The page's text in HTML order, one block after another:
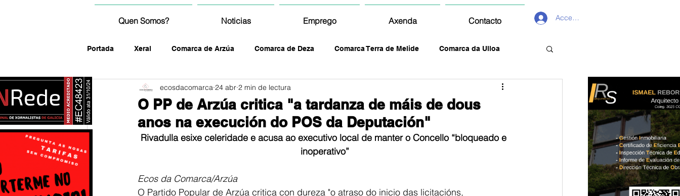
Quen Somos? Noticias Emprego Axenda Contacto Acceder
Portada Xeral Comarca de Arzúa Comarca de Deza Comarca Terra de Melide Comarca da Ulloa
fotografía
O PP de Arzúa critica "a tardanza de máis de dous
anos na execución do POS da Deputación"
ecosdacomarca 24 abr 2 min de lectura
Rivadulla esixe celeridade e acusa ao executivo local de manter o Concello “bloqueado e
inoperativo”
Ecos da Comarca/Arzúa
O Partido Popular de Arzúa critica con dureza "o atraso do inicio das licitacións,